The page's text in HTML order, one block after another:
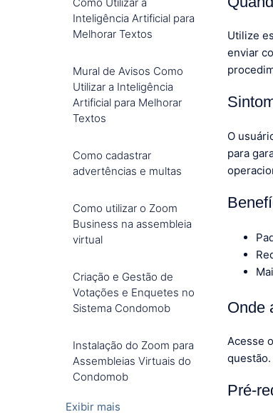
Inteligência Artificial para
Melhorar Textos
Mural de Avisos Como
Utilizar a Inteligência
Artificial para Melhorar
Textos
Como cadastrar
advertências e multas
Como utilizar o Zoom
Business na assembleia
virtual
Criação e Gestão de
Votações e Enquetes no
Sistema Condomob
Instalação do Zoom para
Assembleias Virtuais do
Condomob
Exibir mais
Utilize
enviar
O
para
Onde
Acesse
questão.
Pré-